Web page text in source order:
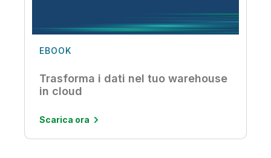
EBOOK
Trasforma i dati nel tuo warehouse
in cloud
Scarica ora